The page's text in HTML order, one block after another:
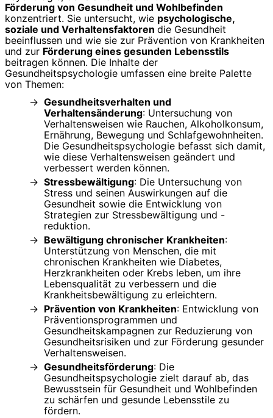
Förderung von Gesundheit und Wohlbefinden
konzentriert. Sie untersucht, wie psychologische,
soziale und Verhaltensfaktoren die Gesundheit
beeinflussen und wie sie zur Prävention von Krankheiten
und zur Förderung eines gesunden Lebensstils
beitragen können. Die Inhalte der
Gesundheitspsychologie umfassen eine breite Palette
von Themen:
Gesundheitsverhalten und
Verhaltensänderung: Untersuchung von
Verhaltensweisen wie Rauchen, Alkoholkonsum,
Ernährung, Bewegung und Schlafgewohnheiten.
Die Gesundheitspsychologie befasst sich damit,
wie diese Verhaltensweisen geändert und
verbessert werden können.
Stressbewältigung: Die Untersuchung von
Stress und seinen Auswirkungen auf die
Gesundheit sowie die Entwicklung von
Strategien zur Stressbewältigung und -
reduktion.
Bewältigung chronischer Krankheiten:
Unterstützung von Menschen, die mit
chronischen Krankheiten wie Diabetes,
Herzkrankheiten oder Krebs leben, um ihre
Lebensqualität zu verbessern und die
Krankheitsbewältigung zu erleichtern.
Prävention von Krankheiten: Entwicklung von
Präventionsprogrammen und
Gesundheitskampagnen zur Reduzierung von
Gesundheitsrisiken und zur Förderung gesunder
Verhaltensweisen.
Gesundheitsförderung: Die
Gesundheitspsychologie zielt darauf ab, das
Bewusstsein für Gesundheit und Wohlbefinden
zu schärfen und gesunde Lebensstile zu
fördern.